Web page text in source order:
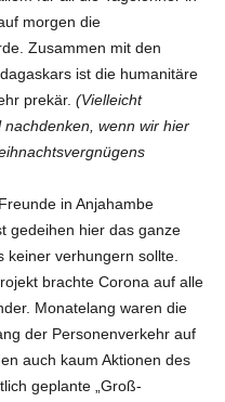
morgen die
Zusammen mit den
ist die humanitäre
prekär.(Vielleicht
wenn wir hier
in Anjahambe
gedeihen hier das ganze
verhungern sollte.
brachte Corona auf alle
Monatelang waren die
der Personenverkehr auf
auch kaum Aktionen des
geplante „Groß-